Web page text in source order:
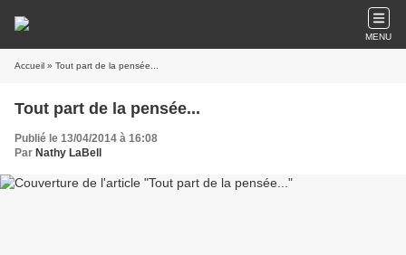
MENU
Accueil » Tout part de la pensée...
Tout part de la pensée...
Publié le 13/04/2014 à 16:08
Par Nathy LaBell